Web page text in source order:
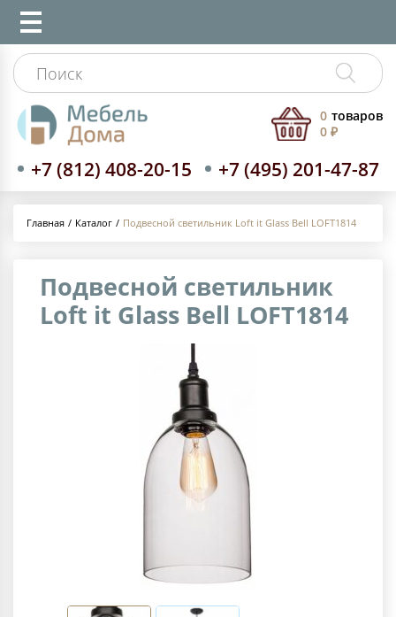
+7 (812) 408-20-15 +7 (495) 201-47-87
0 товаров
0 ₽
Главная Каталог Подвесной светильник Loft it Glass Bell LOFT1814
Подвесной светильник
Loft it Glass Bell LOFT1814